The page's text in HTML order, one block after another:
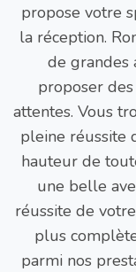
propose votre
la réception.
de grandes
proposer
attentes. Vous
pleine réussite
hauteur de
une belle
réussite de
plus
parmi nos